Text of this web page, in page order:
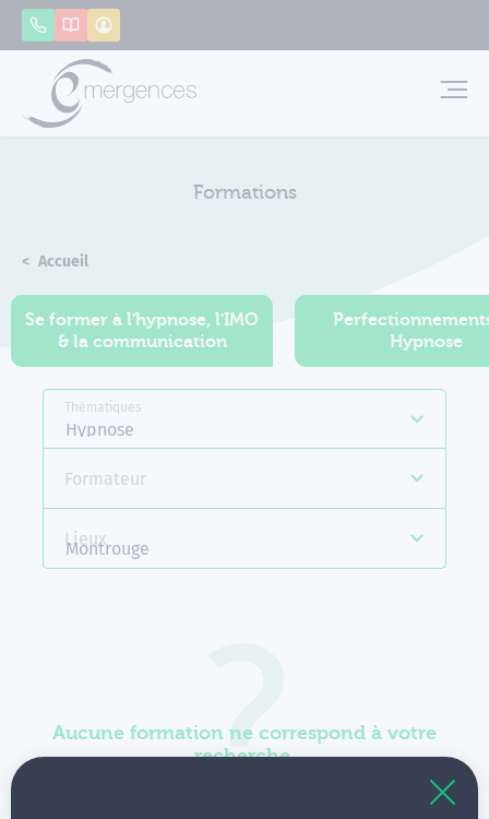
AppelerCatalogue
Formations
Accueil
Se former à l'hypnose, l'IMO
& la communication
Hypnose
Thématiques
Hypnose
Formateur
Lieux
Montrouge
Aucune formation ne correspond à votre
recherche.
Vous pouvez renouveler votre requête en élargissant
Panneau de gestion des cookies